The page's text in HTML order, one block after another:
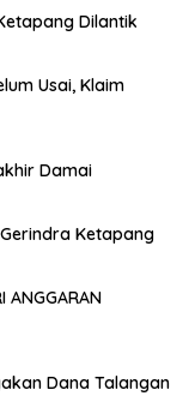
Dilantik
Usai, Klaim
Damai
Ketapang
ANGGARAN
Dana Talangan